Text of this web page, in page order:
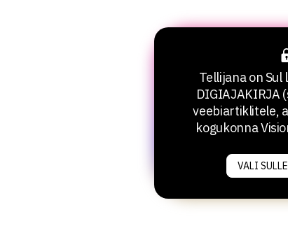
Tellijana on Sul
DIGIAJAKIRJA
veebiartiklitele,
kogukonna
VALI